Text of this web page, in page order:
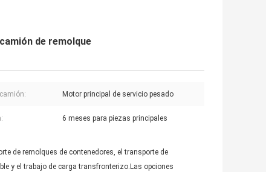
de remolque
Motor principal de servicio pesado
6 meses para piezas principales
de remolques de contenedores, el transporte de
y el trabajo de carga transfronterizo.Las opciones